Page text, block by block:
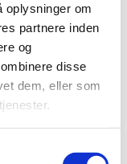
oplysninger om
partnere inden
og
disse
dem, eller som